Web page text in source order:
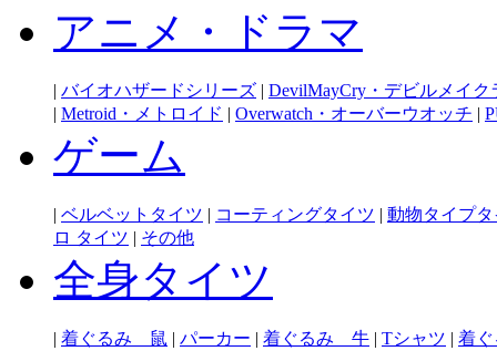
アニメ・ドラマ
| バイオハザードシリーズ | DevilMayCry・デビルメイク
| Metroid・メトロイド | Overwatch・オーバーウオッチ |
ゲーム
| ベルベットタイツ | コーティングタイツ | 動物タイプ
ロ タイツ | その他
全身タイツ
| 着ぐるみ 鼠 | パーカー | 着ぐるみ 牛 | Tシャツ | 着